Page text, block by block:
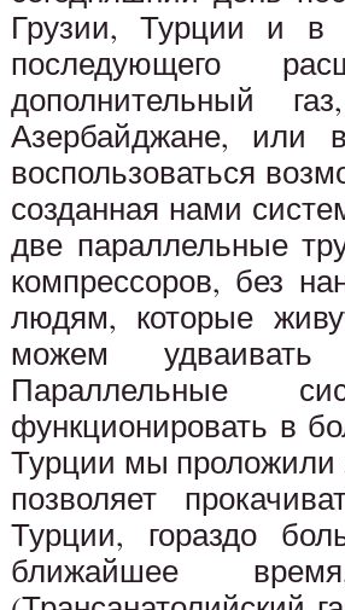
Грузии, Турции и в
последующего
дополнительный
Азербайджане, или
воспользоваться
созданная нами
две параллельные
компрессоров, без
людям, которые
можем удваивать
Параллельные
функционировать в
Турции мы проложили
позволяет
Турции, гораздо
ближайшее